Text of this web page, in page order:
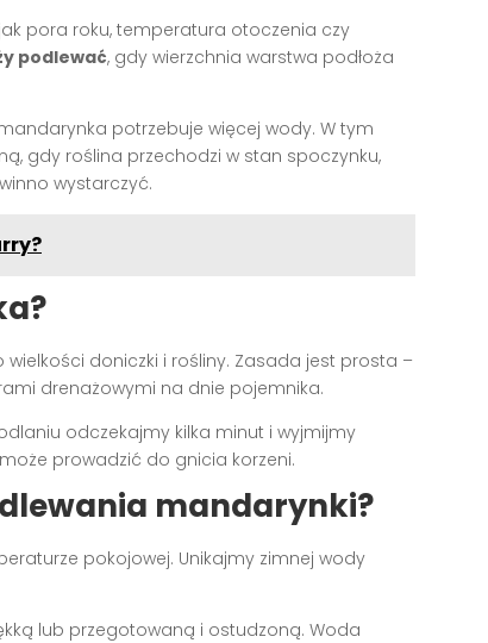
pora roku, temperatura otoczenia czy
podlewać, gdy wierzchnia warstwa podłoża
potrzebuje więcej wody. W tym
gdy roślina przechodzi w stan spoczynku,
wystarczyć.
doniczki i rośliny. Zasada jest prosta –
drenażowymi na dnie pojemnika.
odczekajmy kilka minut i wyjmijmy
prowadzić do gnicia korzeni.
mandarynki?
pokojowej. Unikajmy zimnej wody
lub przegotowaną i ostudzoną. Woda